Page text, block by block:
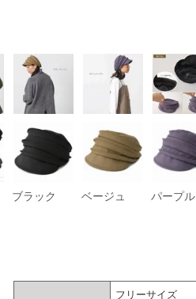
ブラック ベージュ パープル
フリーサイズ